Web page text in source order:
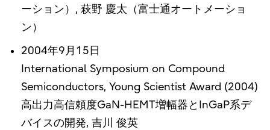
ーション）, 萩野 慶太（富士通オートメーショ
ン）
2004年9月15日
International Symposium on Compound
Semiconductors, Young Scientist Award (2004)
高出力高信頼度GaN-HEMT増幅器とInGaP系デ
バイスの開発, 吉川 俊英